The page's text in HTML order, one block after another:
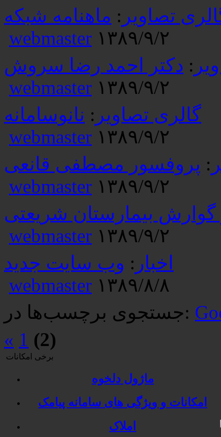
تصاویر : ماهنامه شبکه
webmaster ۱۳۸۹/۹/۲
: دکتر احمد رضا سروش
webmaster ۱۳۸۹/۹/۲
گالری تصاویر : نانوسامانه
webmaster ۱۳۸۹/۹/۲
: پروفسور مصطفی قانعی
webmaster ۱۳۸۹/۹/۲
بیمارستان شریعتی
webmaster ۱۳۸۹/۹/۲
اخبار : وب سایت جدید
webmaster ۱۳۸۹/۸/۸
جستجوی برچسب‌ها در:
« 1 (2)
برخی امکانات
ماژول دلخوه
امکانات و ویژگی های سامانه پیامک
املاک